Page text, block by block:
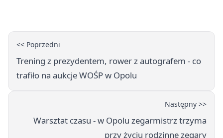
<< Poprzedni
Trening z prezydentem, rower z autografem - co
trafiło na aukcje WOŚP w Opolu
Następny >>
Warsztat czasu - w Opolu zegarmistrz trzyma
przy życiu rodzinne zegary